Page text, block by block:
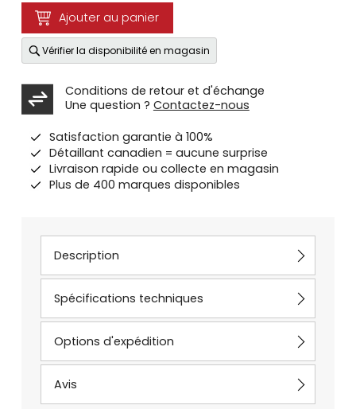
Ajouter au panier
Vérifier la disponibilité en magasin
Conditions de retour et d'échange
Une question ? Contactez-nous
Satisfaction garantie à 100%
Détaillant canadien = aucune surprise
Livraison rapide ou collecte en magasin
Plus de 400 marques disponibles
Description
Spécifications techniques
Options d'expédition
Avis